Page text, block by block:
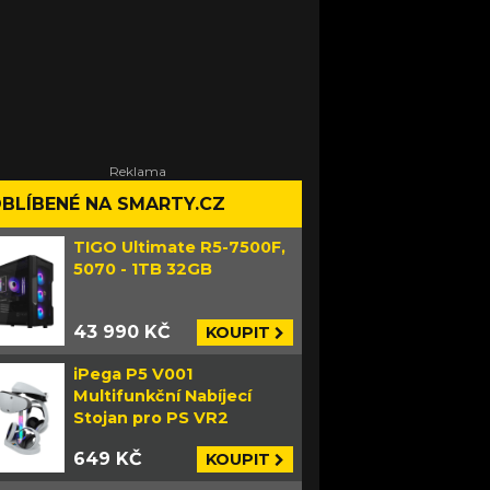
NA SMARTY.CZ
TIGO Ultimate R5-7500F,
5070 - 1TB 32GB
43 990 KČ KOUPIT
iPega P5 V001
Multifunkční Nabíjecí
Stojan pro PS VR2
649 KČ KOUPIT